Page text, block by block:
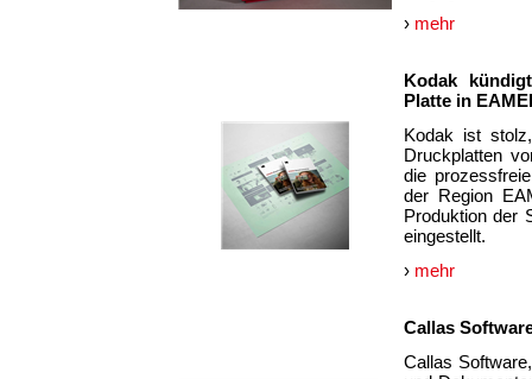
› mehr
Kodak
Platte in
Kodak ist
Druckplatten
die
der Region
Produktion der
eingestellt.
› mehr
Callas
Callas